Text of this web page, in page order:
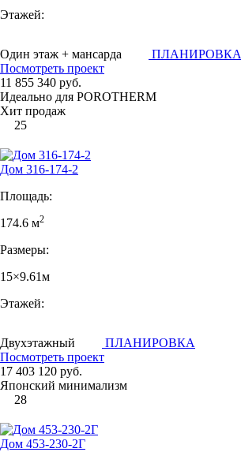
Этажей:
Один этаж + мансарда
ПЛАНИРОВКА
Посмотреть проект
11 855 340 руб.
Идеально для POROTHERM
Хит продаж
25
Дом 316-174-2
Площадь:
174.6 м2
Размеры:
15×9.61м
Этажей:
Двухэтажный
ПЛАНИРОВКА
Посмотреть проект
17 403 120 руб.
Японский минимализм
28
Дом 453-230-2Г